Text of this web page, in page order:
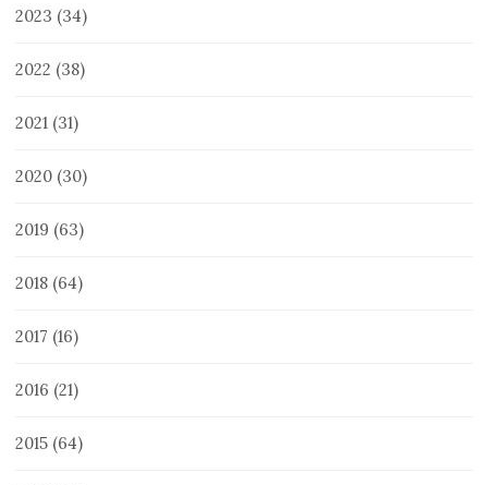
2023 (34)
2022 (38)
2021 (31)
2020 (30)
2019 (63)
2018 (64)
2017 (16)
2016 (21)
2015 (64)